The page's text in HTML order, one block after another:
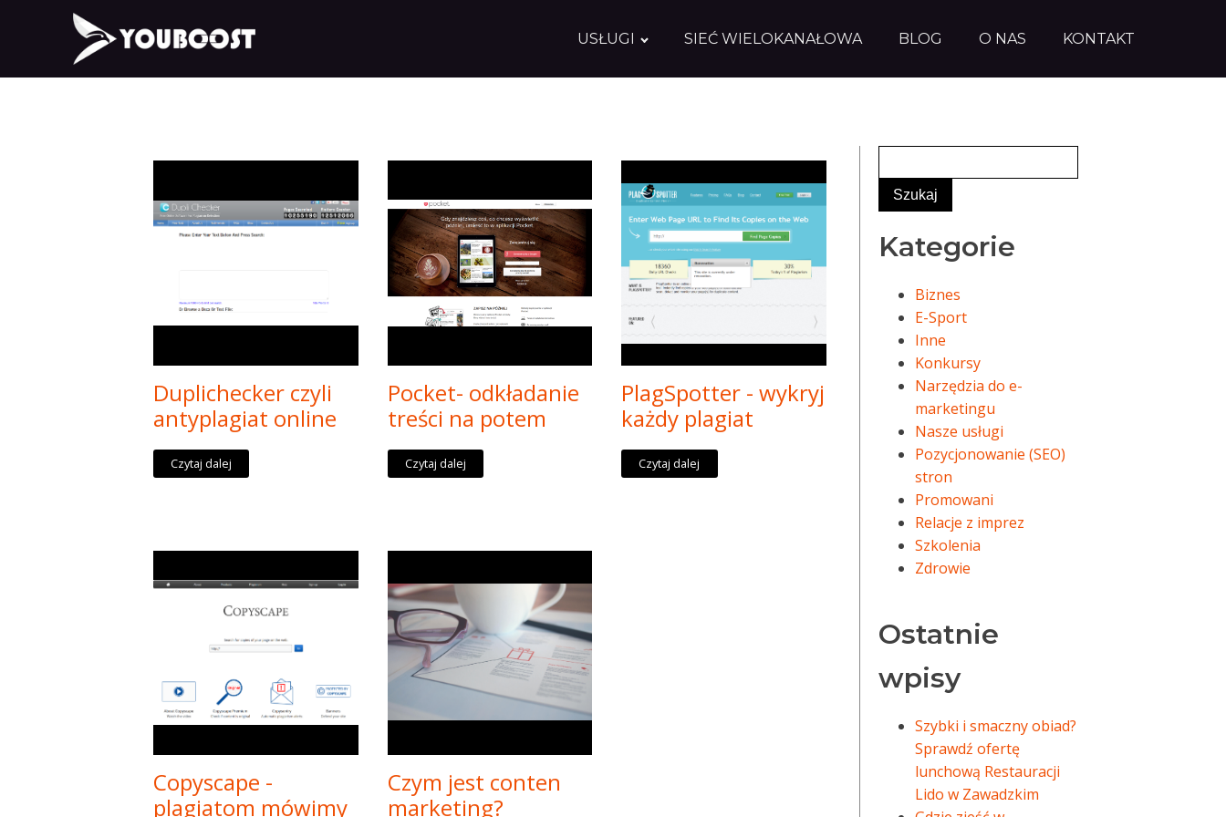
USŁUGI SIEĆ WIELOKANAŁOWA BLOG O NAS KONTAKT
Duplichecker czyli
antyplagiat online
Czytaj dalej
Pocket- odkładanie
treści na potem
Czytaj dalej
PlagSpotter - wykryj
każdy plagiat
Czytaj dalej
Copyscape -
plagiatom mówimy
Czym jest conten
marketing?
Kategorie
Biznes
E-Sport
Inne
Konkursy
Narzędzia do e-
marketingu
Nasze usługi
Pozycjonowanie (SEO)
stron
Promowani
Relacje z imprez
Szkolenia
Zdrowie
Ostatnie
wpisy
Szybki i smaczny obiad?
Sprawdź ofertę
lunchową Restauracji
Lido w Zawadzkim